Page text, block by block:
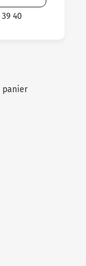
40
panier